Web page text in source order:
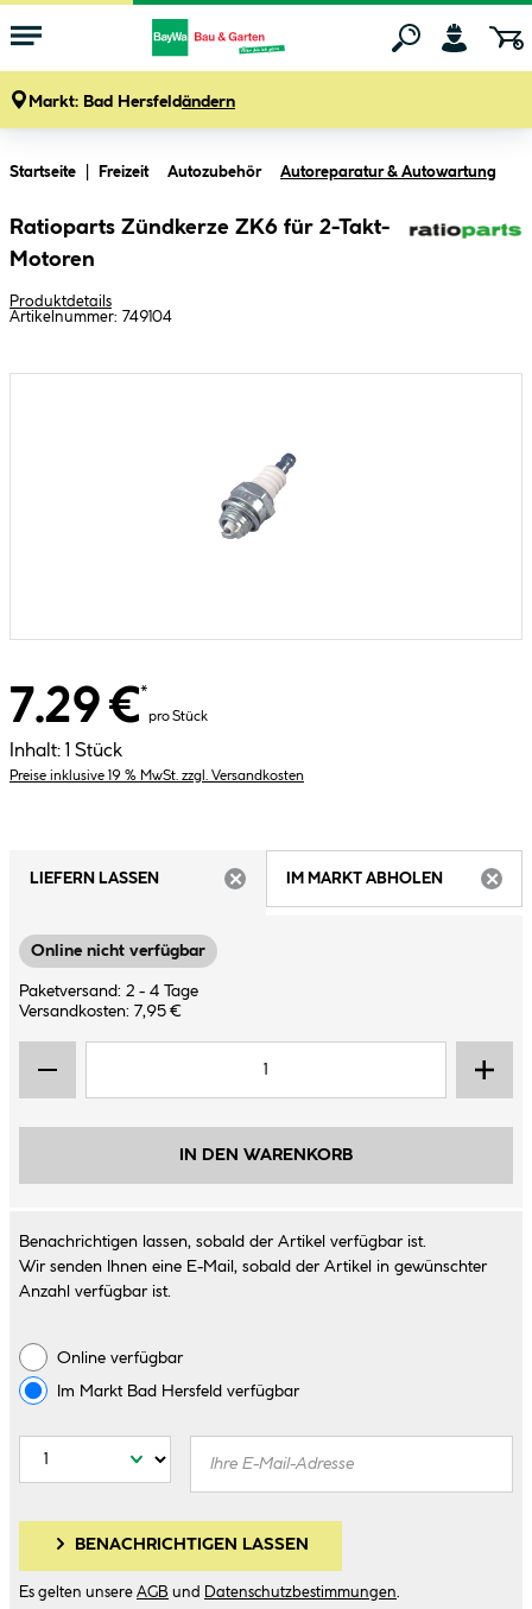
Markt: Bad Hersfeldändern
Startseite Freizeit Autozubehör Autoreparatur & Autowartung
Ratioparts Zündkerze ZK6 für 2-Takt-
Motoren
Produktdetails
Artikelnummer: 749104
7.29 €*
pro Stück
Inhalt: 1 Stück
Preise inklusive 19 % MwSt. zzgl. Versandkosten
LIEFERN LASSEN
IM MARKT ABHOLEN
Online nicht verfügbar
Paketversand: 2 - 4 Tage
Versandkosten: 7,95 €
IN DEN WARENKORB
Benachrichtigen lassen, sobald der Artikel verfügbar ist.
Wir senden Ihnen eine E-Mail, sobald der Artikel in gewünschter
Anzahl verfügbar ist.
Online verfügbar
Im Markt Bad Hersfeld verfügbar
BENACHRICHTIGEN LASSEN
Es gelten unsere AGB und Datenschutzbestimmungen